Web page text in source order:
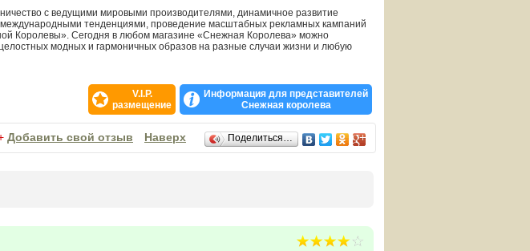
с ведущими мировыми производителями, динамичное развитие
международными тенденциями, проведение масштабных рекламных кампаний
Королевы». Сегодня в любом магазине «Снежная Королева» можно
модных и гармоничных образов на разные случаи жизни и любую
ряда престижных профессиональных наград:
в конкурсе «Золотые Сети 2005»,
и вклад в развитие российской экономики и общества — «Бренды России».
«Золотые Сети 2008»
V.I.P.
размещение
Информация для представителей
Снежная королева
Добавить свой отзыв Наверх Поделиться…